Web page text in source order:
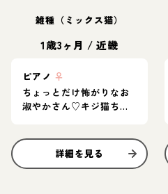
雑種（ミックス猫）
1歳3ヶ月 /近畿
ピアノ ♀
ちょっとだけ怖がりなお
淑やかさん♡キジ猫ちゃ
詳細を見る